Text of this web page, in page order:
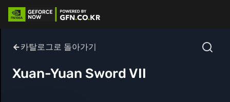
카탈로그로 돌아가기
Xuan-Yuan Sword VII